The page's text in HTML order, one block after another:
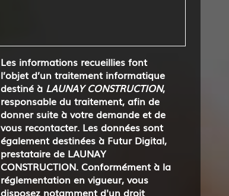
Les informations recueillies font
l’objet d’un traitement informatique
destiné à LAUNAY CONSTRUCTION,
responsable du traitement, afin de
donner suite à votre demande et de
vous recontacter. Les données sont
également destinées à Futur Digital,
prestataire de LAUNAY
CONSTRUCTION. Conformément à la
réglementation en vigueur, vous
disposez notamment d'un droit